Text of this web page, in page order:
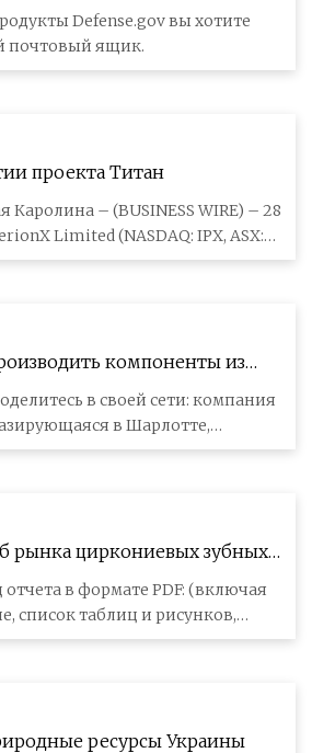
поставок основных
в США > Министерство
Defense.gov вы хотите
почтовый ящик.
проекта Титан
– (BUSINESS WIRE) – 28
Limited (NASDAQ: IPX, ASX:
компоненты из
для Lockheed Martin
в своей сети: компания
в Шарлотте,
США,
рынка циркониевых зубных
года
отчета в формате PDF: (включая
список таблиц и рисунков,
www.m
ресурсы Украины